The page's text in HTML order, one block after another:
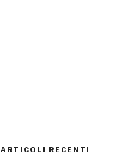
ARTICOLI RECENTI